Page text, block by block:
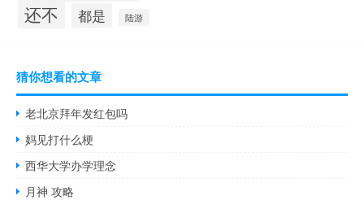
还不 都是 陆游
猜你想看的文章
老北京拜年发红包吗
妈见打什么梗
西华大学办学理念
月神 攻略